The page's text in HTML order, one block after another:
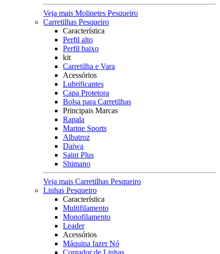
Veja mais Molinetes Pesqueiro
Carretilhas Pesqueiro
Característica
Perfil alto
Perfil baixo
kit
Carretilha e Vara
Acessórios
Lubrificantes
Capa Protetora
Bolsa para Carretilhas
Principais Marcas
Rapala
Marine Sports
Albatroz
Daiwa
Saint Plus
Shimano
Veja mais Carretilhas Pesqueiro
Linhas Pesqueiro
Característica
Multifilamento
Monofilamento
Leader
Acessórios
Máquina fazer Nó
Contador de Linhas